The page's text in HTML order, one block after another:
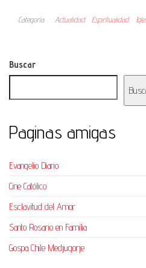
Categoría Actualidad Espiritualidad
Buscar
Paginas amigas
Evangelio Diario
Cine Católico
Esclavitud del Amor
Santo Rosario en Familia
Gospa Chile Medjugorje